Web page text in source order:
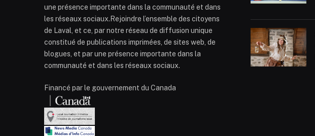
une présence importante dans la communauté et dans
les réseaux sociaux.Rejoindre l’ensemble des citoyens
de Laval, et ce, par notre réseau de diffusion unique
constitué de publications imprimées, de sites web, de
blogues, et par une présence importante dans la
communauté et dans les réseaux sociaux.
Financé par le gouvernement du Canada